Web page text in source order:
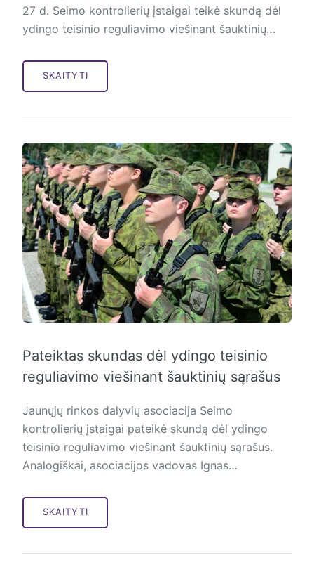
27 d. Seimo kontrolierių įstaigai teikė skundą dėl
ydingo teisinio reguliavimo viešinant šauktinių…
SKAITYTI
Pateiktas skundas dėl ydingo teisinio
reguliavimo viešinant šauktinių sąrašus
Jaunųjų rinkos dalyvių asociacija Seimo
kontrolierių įstaigai pateikė skundą dėl ydingo
teisinio reguliavimo viešinant šauktinių sąrašus.
Analogiškai, asociacijos vadovas Ignas…
SKAITYTI